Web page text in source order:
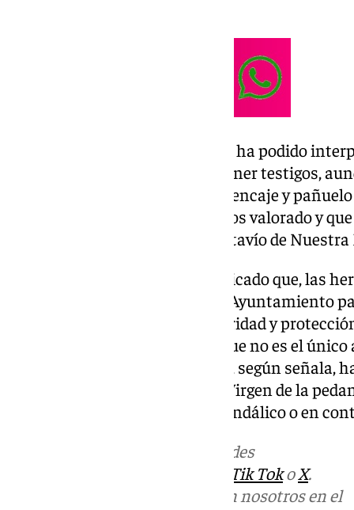
De este modo, la hermandad no ha podido
existido robo en sí y tampoco tener testigos,
intento, se ha dañado parte del encaje y
Imagen; ajuar que, aún no hemos valorado y
tiempo que formaba parte del atavío de Nuestra
Tras este suceso, Mocha ha indicado que, las
reunión con el párroco y con el Ayuntamiento
medidas que aumenten la seguridad y
templo. Además, ha señalado que no es el
últimamente en la zona, ya que, según señala,
le quitaron una medalla a una Virgen de la
no descartan que «fuera acto vandálico o en
en las redes
Tik TokoX.
Puedes ponerte en contacto con nosotros en el